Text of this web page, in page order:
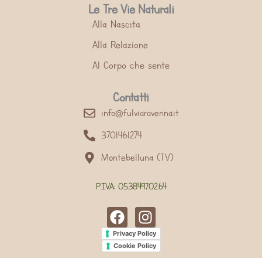
Le Tre Vie Naturali
Alla Nascita
Alla Relazione
Al Corpo che sente
Contatti
info@fulviaravenna.it
3701461274
Montebelluna (TV)
P.IVA: 05384970264
F
a
c
I
n
s
Privacy Policy
Cookie Policy